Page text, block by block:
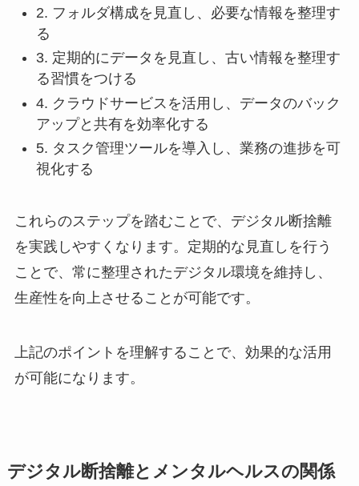
2. フォルダ構成を見直し、必要な情報を整理す
る
3. 定期的にデータを見直し、古い情報を整理す
る習慣をつける
4. クラウドサービスを活用し、データのバック
アップと共有を効率化する
5. タスク管理ツールを導入し、業務の進捗を可
視化する
これらのステップを踏むことで、デジタル断捨離
を実践しやすくなります。定期的な見直しを行う
ことで、常に整理されたデジタル環境を維持し、
生産性を向上させることが可能です。
上記のポイントを理解することで、効果的な活用
が可能になります。
デジタル断捨離とメンタルヘルスの関係